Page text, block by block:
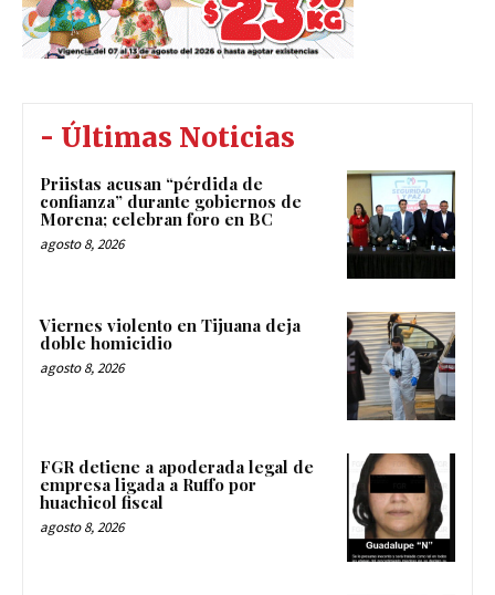
- Últimas Noticias
Priistas acusan “pérdida de
confianza” durante gobiernos de
Morena; celebran foro en BC
agosto 8, 2026
Viernes violento en Tijuana deja
doble homicidio
agosto 8, 2026
FGR detiene a apoderada legal de
empresa ligada a Ruffo por
huachicol fiscal
agosto 8, 2026